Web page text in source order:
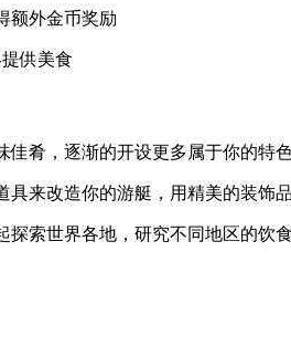
额外金币奖励
供美食
佳肴，逐渐的开设更多属于你的特
具来改造你的游艇，用精美的装饰
探索世界各地，研究不同地区的饮